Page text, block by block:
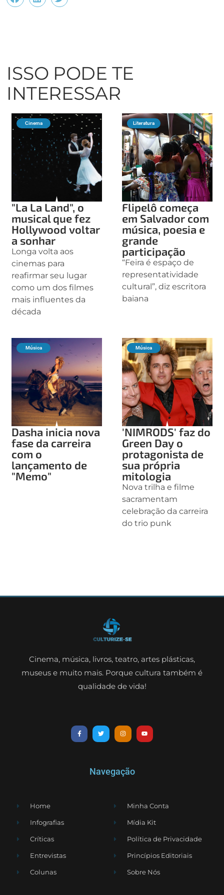
ISSO PODE TE
INTERESSAR
Cinema
"La La Land", o
musical que fez
Hollywood voltar
a sonhar
Longa volta aos
cinemas para
reafirmar seu lugar
como um dos filmes
mais influentes da
década
Literatura
Flipelô começa
em Salvador com
música, poesia e
grande
participação
“Feira é espaço de
representatividade
cultural”, diz escritora
baiana
Música
Dasha inicia nova
fase da carreira
com o
lançamento de
"Memo"
Música
'NIMRODS' faz do
Green Day o
protagonista de
sua própria
mitologia
Nova trilha e filme
sacramentam
celebração da carreira
do trio punk
Cinema, música, livros, teatro, artes plásticas,
museus e muito mais. Porque cultura também é
qualidade de vida!
Navegação
Home
Infografias
Críticas
Entrevistas
Colunas
Minha Conta
Mídia Kit
Política de Privacidade
Princípios Editoriais
Sobre Nós